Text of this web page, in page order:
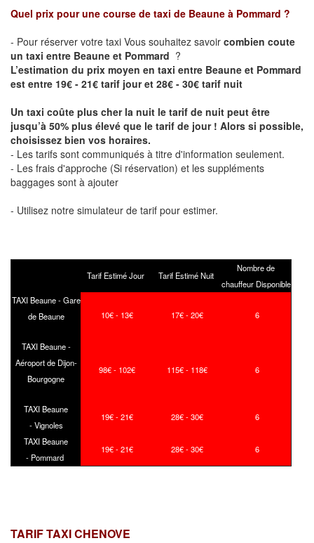
Quel prix pour une course de taxi de Beaune à Pommard ?
- Pour réserver votre taxi Vous souhaitez savoir combien coute
un taxi entre Beaune et Pommard ?
L’estimation du prix moyen en taxi entre Beaune et Pommard
est entre 19€ - 21€ tarif jour et 28€ - 30€ tarif nuit
Un taxi coûte plus cher la nuit le tarif de nuit peut être
jusqu’à 50% plus élevé que le tarif de jour ! Alors si possible,
choisissez bien vos horaires.
- Les tarifs sont communiqués à titre d'information seulement.
- Les frais d'approche (Si réservation) et les suppléments
baggages sont à ajouter
- Utilisez notre simulateur de tarif pour estimer.
Tarif Estimé Jour Tarif Estimé Nuit
Nombre de
chauffeur Disponible
TAXI Beaune - Gare
de Beaune
10€ - 13€ 17€ - 20€ 6
TAXI Beaune -
Aéroport de Dijon-
Bourgogne
98€ - 102€ 115€ - 118€ 6
TAXI Beaune
- Vignoles
19€ - 21€ 28€ - 30€ 6
TAXI Beaune
- Pommard
19€ - 21€ 28€ - 30€ 6
TARIF TAXI CHENOVE